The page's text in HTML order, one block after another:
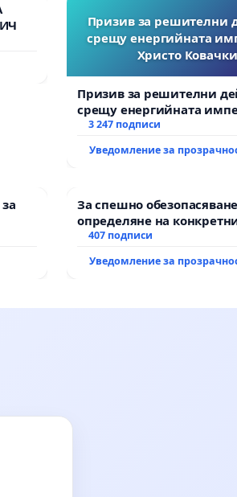
Призив за решителни
срещу енергийната
Христо
Призив за решителни
срещу енергийната
Христо Ковачки!
3 247 подписи
Уведомление за
За спешно
определяне на
и извършване на
републиканския път
407 подписи
Уведомление за